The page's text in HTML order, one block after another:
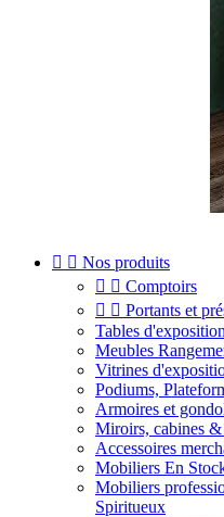
  Nos produits
  Comptoirs
  Portants et
Tables d'exposition
Meubles
Vitrines
Podiums,
Armoires et
Miroirs, cabines &
Accessoires
Mobiliers En
Mobiliers
Spiritueux